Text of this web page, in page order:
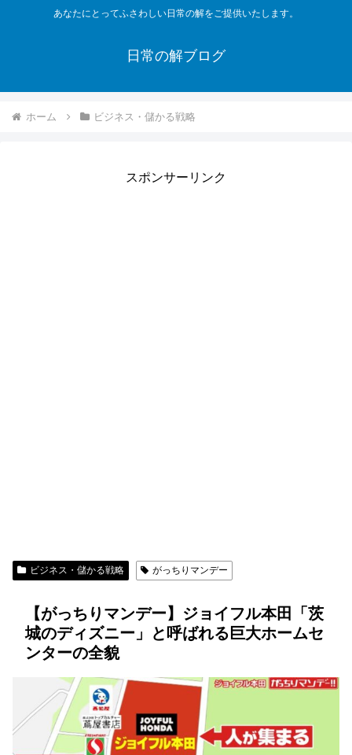
あなたにとってふさわしい日常の解をご提供いたします。
日常の解ブログ
ホーム ビジネス・儲かる戦略
スポンサーリンク
ビジネス・儲かる戦略 がっちりマンデー
【がっちりマンデー】ジョイフル本田「茨
城のディズニー」と呼ばれる巨大ホームセ
ンターの全貌